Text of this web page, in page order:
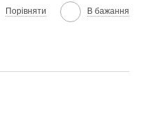
Порівняти В бажання